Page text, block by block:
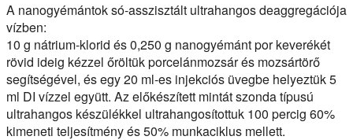
A nanogyémántok só-asszisztált ultrahangos deaggregációja
vízben:
10 g nátrium-klorid és 0,250 g nanogyémánt por keverékét
rövid ideig kézzel őröltük porcelánmozsár és mozsártörő
segítségével, és egy 20 ml-es injekciós üvegbe helyeztük 5
ml DI vízzel együtt. Az előkészített mintát szonda típusú
ultrahangos készülékkel ultrahangosítottuk 100 percig 60%
kimeneti teljesítmény és 50% munkaciklus mellett.